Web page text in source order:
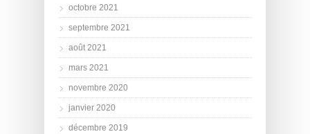
octobre 2021
septembre 2021
août 2021
mars 2021
novembre 2020
janvier 2020
décembre 2019